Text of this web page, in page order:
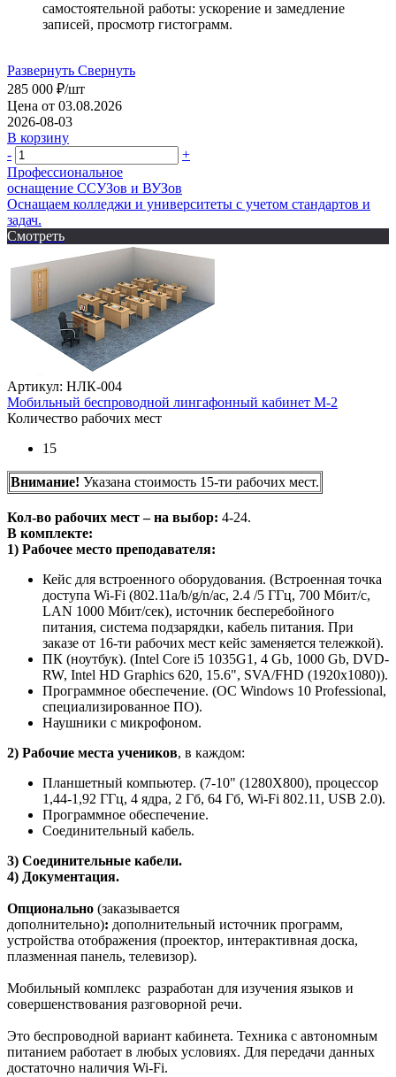
самостоятельной работы: ускорение и замедление
записей, просмотр гистограмм.
Развернуть Свернуть
285 000 ₽/шт
Цена от 03.08.2026
2026-08-03
В корзину
-
+
Профессиональное
оснащение CСУЗов и ВУЗов
Оснащаем колледжи и университеты с учетом стандартов и
задач.
Смотреть
Артикул: НЛК-004
Мобильный беспроводной лингафонный кабинет М-2
Количество рабочих мест
15
Внимание! Указана стоимость 15-ти рабочих мест.
Кол-во рабочих мест – на выбор: 4-24.
В комплекте:
1) Рабочее место преподавателя:
Кейс для встроенного оборудования. (Встроенная точка
доступа Wi-Fi (802.11a/b/g/n/ac, 2.4 /5 ГГц, 700 Мбит/с,
LAN 1000 Мбит/сек), источник бесперебойного
питания, система подзарядки, кабель питания. При
заказе от 16-ти рабочих мест кейс заменяется тележкой).
ПК (ноутбук). (Intel Core i5 1035G1, 4 Gb, 1000 Gb, DVD-
RW, Intel HD Graphics 620, 15.6", SVA/FHD (1920x1080)).
Программное обеспечение. (ОС Windows 10 Professional,
специализированное ПО).
Наушники с микрофоном.
2) Рабочие места учеников, в каждом:
Планшетный компьютер. (7-10" (1280X800), процессор
1,44-1,92 ГГц, 4 ядра, 2 Гб, 64 Гб, Wi-Fi 802.11, USB 2.0).
Программное обеспечение.
Соединительный кабель.
3) Соединительные кабели.
4) Документация.
Опционально (заказывается
дополнительно): дополнительный источник программ,
устройства отображения (проектор, интерактивная доска,
плазменная панель, телевизор).
Мобильный комплекс разработан для изучения языков и
совершенствования разговорной речи.
Это беспроводной вариант кабинета. Техника с автономным
питанием работает в любых условиях. Для передачи данных
достаточно наличия Wi-Fi.